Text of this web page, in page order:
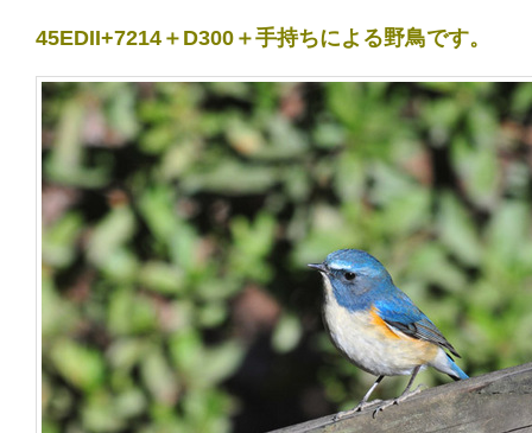
45EDII+7214＋D300＋手持ちによる野鳥です。